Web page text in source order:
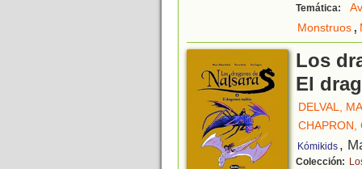
Temática:
Monstruos,
Los
El
DELVAL,
CHAPRON,
Kómikids ,
Colección: